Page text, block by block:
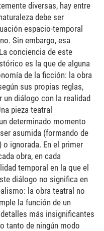
diversas, hay entre
debe ser
espacio-temporal
Sin embargo, esa
conciencia de este
es la que de alguna
de la ficción: la obra
sus propias reglas,
un diálogo con la realidad
pieza teatral
determinado momento
asumida (formando de
ignorada. En el primer
obra, en cada
temporal en la que el
diálogo no significa en
la obra teatral no
la función de un
más insignificantes
tanto de ningún modo